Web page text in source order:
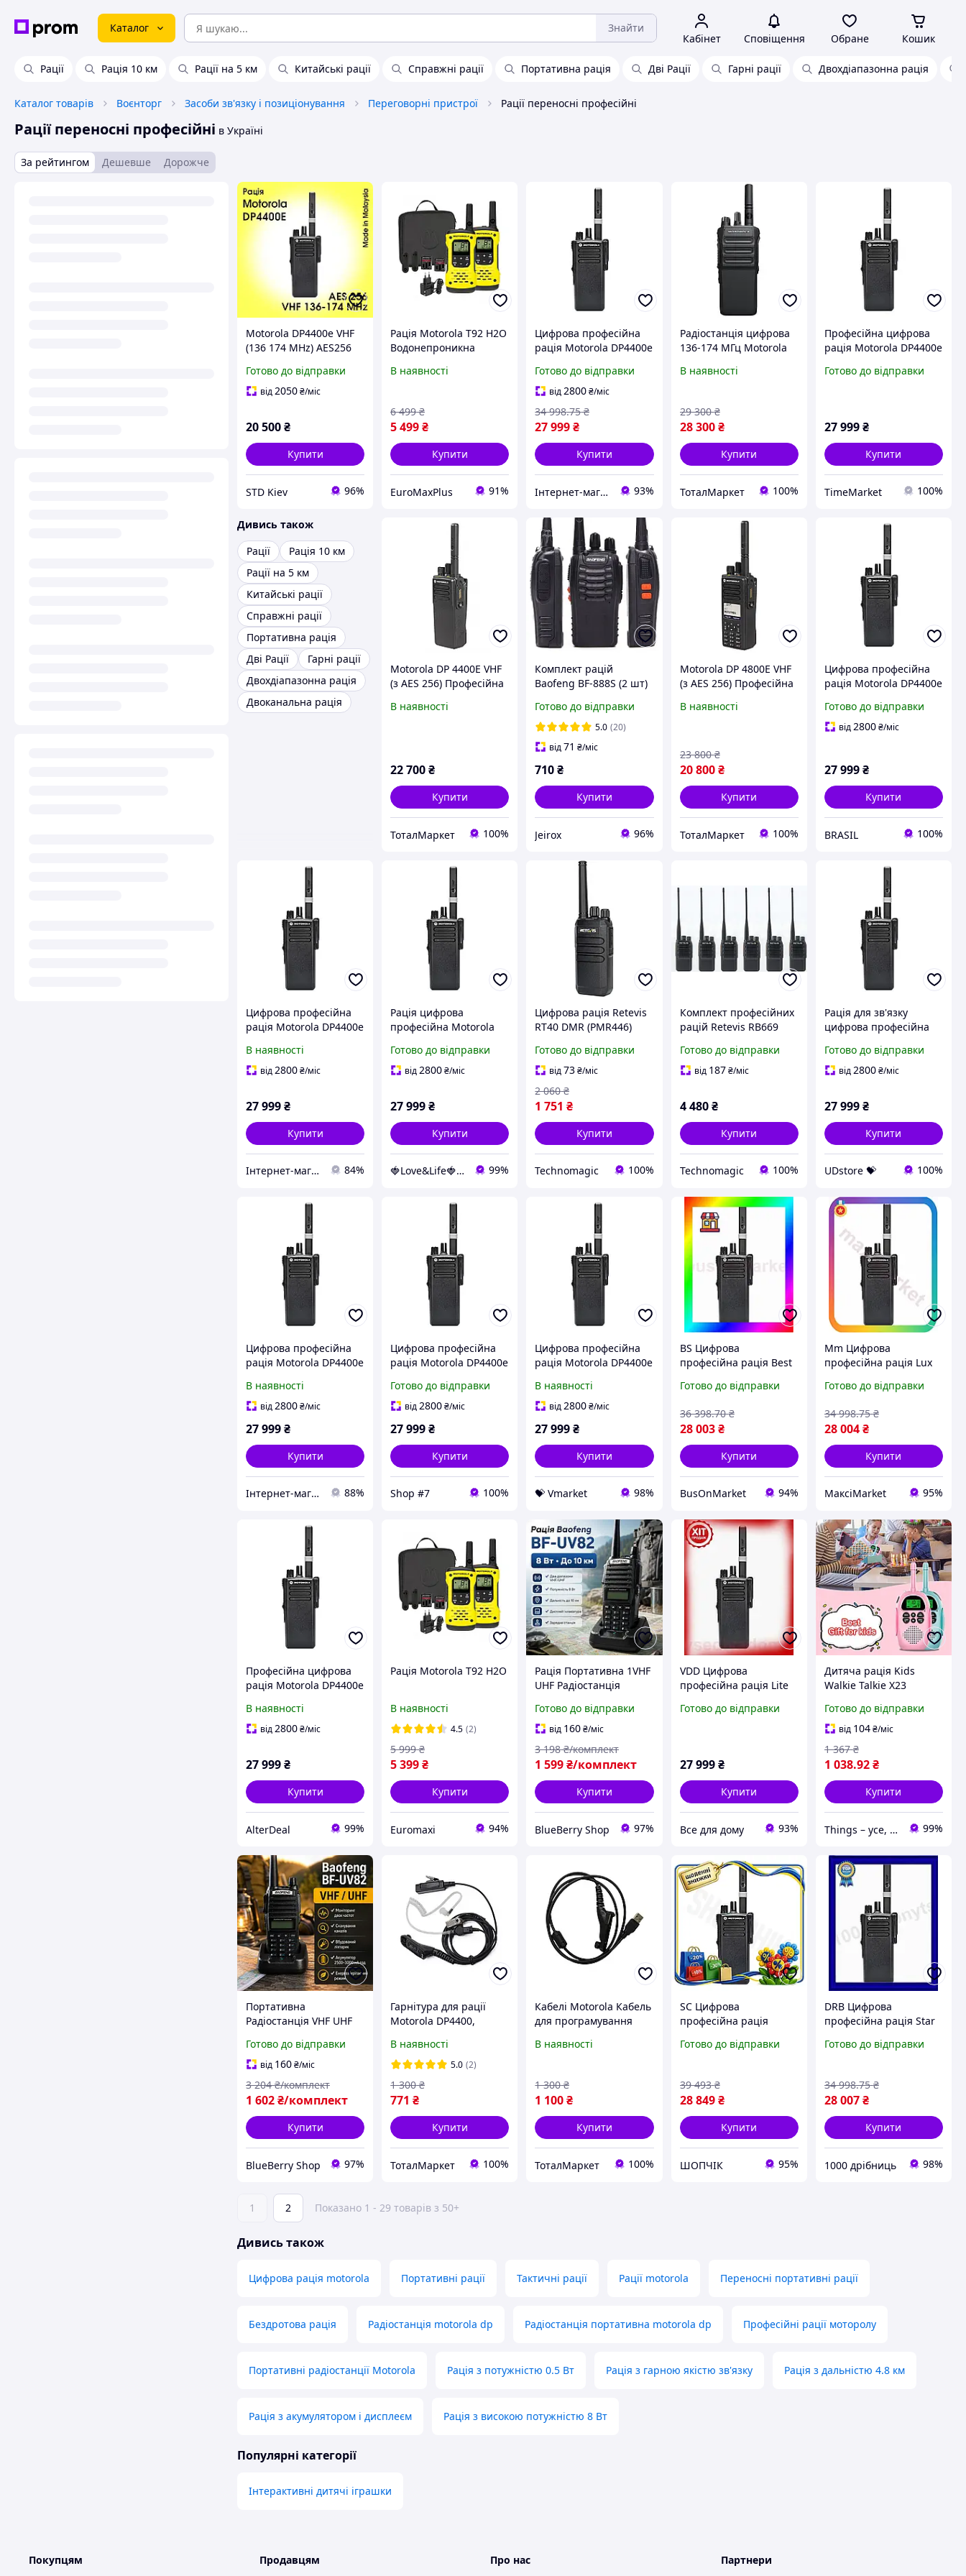
Каталог Знайти
Кабінет Сповіщення Обране Кошик
Рації Рація 10 км Рації на 5 км Китайські рації Справжні рації Портативна рація Дві Рації Гарні рації Двохдіапазонна рація
Каталог товарів Воєнторг Засоби зв'язку і позиціонування Переговорні пристрої Рації переносні професійні
Рації переносні професійні в Україні
За рейтингом Дешевше Дорожче
Motorola DP4400e VHF
(136 174 MHz) AES256
рація Bluetooth Wi-Fi
GPS
Готово до відправки
від2050₴/міс
20 500₴
Купити
STD Kiev 96%
Рація Motorola T92 H2O
Водонепроникна
В наявності
5 499₴
6 499 ₴
Купити
EuroMaxPlus 91%
Цифрова професійна
рація Motorola DP4400е
Готово до відправки
від2800₴/міс
27 999₴
34 998.75 ₴
Купити
Інтернет-магазин Look 100 Clothes 93%
Радіостанція цифрова
136-174 МГц Motorola
AES 256)
В наявності
28 300 ₴
29 300 ₴
Купити
ТоталМаркет 100%
Професійна цифрова
рація Motorola DP4400е
захищеного зв'язку з
Готово до відправки
27 999₴
Купити
TimeMarket 100%
Дивись також
Рації
Рація 10 км
Рації на 5 км
Китайські рації
Справжні рації
Портативна рація
Дві Рації
Гарні рації
Двохдіапазонна рація
Двоканальна рація
Motorola DP 4400E VHF
(з AES 256) Професійна
радіостанція
В наявності
22 700₴
Купити
ТоталМаркет 100%
Комплект рацій
Baofeng BF-888S (2 шт)
радіостанції / Відстань
10 км / Професійні 16
каналів
Готово до відправки
5.0 (20)
від71 ₴/міс
710₴
Купити
Jeirox 96%
Motorola DP 4800E VHF
(з AES 256) Професійна
радіостанція
В наявності
20 800 ₴
23 800 ₴
Купити
ТоталМаркет 100%
Цифрова професійна
рація Motorola DP4400е
:BRASIL:
Готово до відправки
від2800₴/міс
27 999₴
Купити
BRASIL 100%
Цифрова професійна
рація Motorola DP4400е
В наявності
від 2800₴/міс
27 999₴
Купити
Інтернет-магазин MEGA TOOLS 84%
Рація цифрова
професійна Motorola
шифруванням AES VHF
Love&Life -online-
Готово до відправки
від2800₴/міс
27 999₴
Купити
🍓Love&Life🍓: Світ Здоров'я 💋 99%
Цифрова рація Retevis
RT40 DMR (PMR446)
48 каналів
Професійний зв'язок
Готово до відправки
від73₴/міс
1 751 ₴
2 060 ₴
Купити
Technomagic 100%
Комплект професійних
рацій Retevis RB669
Дводіапазонні
PMR/Freenet + 6
Готово до відправки
від 187 ₴/міс
4 480 ₴
Купити
Technomagic 100%
Рація для зв'язку
цифрова професійна
AES UDstore -store-with-
good-prices-
Готово до відправки
від 2800₴/міс
27 999₴
Купити
UDstore 💝 100%
Цифрова професійна
рація Motorola DP4400е
В наявності
від2800₴/міс
27 999₴
Купити
Інтернет-магазин Min Price 88%
Цифрова професійна
рація Motorola DP4400е
.Shop#7.
Готово до відправки
від2800₴/міс
27 999₴
Купити
Shop #7 100%
Цифрова професійна
рація Motorola DP4400е
Vmarket
В наявності
від2800₴/міс
27 999₴
Купити
💝 Vmarket 98%
BS Цифрова
професійна рація Best
VHF пошита AES
Готово до відправки
28 003 ₴
36 398.70 ₴
Купити
BusOnMarket 94%
Mm Цифрова
професійна рація Lux
переносна
шумоподавленням для
зв'язку Maxi7\Q
Готово до відправки
28 004₴
34 998.75 ₴
Купити
МаксіMarket 95%
Професійна цифрова
рація Motorola DP4400е
AlterDeal -thrilling-
unlimited-choice-
В наявності
від2800₴/міс
27 999₴
Купити
AlterDeal 99%
Рація Motorola T92 H2O
В наявності
4.5 (2)
5 399₴
5 999 ₴
Купити
Euromaxi 94%
Рація Портативна 1VHF
UHF Радіостанція
військових 8 Вт До 10
км рація для туризму Із
Зарядною Станцією
Готово до відправки
від 160₴/міс
1 599₴/комплект
3 198 ₴/комплект
Купити
BlueBerry Shop 97%
VDD Цифрова
професійна рація Lite
переносна для зв'язку
Готово до відправки
27 999 ₴
Купити
Все для дому 93%
Дитяча рація Kids
Walkie Talkie X23
Готово до відправки
від 104₴/міс
1 038.92₴
1 367 ₴
Купити
Things – усе, що потрібно, під рукою 99%
Портативна
Радіостанція VHF UHF
радіусом дії 8 Вт
Двохдіапазонна рація
До 10 км З
Акумулятором з
Зарядною Станцією
Готово до відправки
від 160₴/міс
1 602₴/комплект
3 204 ₴/комплект
Купити
BlueBerry Shop 97%
Гарнітура для рації
Motorola DP4400,
В наявності
5.0 (2)
771 ₴
1 300 ₴
Купити
ТоталМаркет 100%
Кабелі Motorola Кабель
для програмування
В наявності
1 100₴
1 300 ₴
Купити
ТоталМаркет 100%
SC Цифрова
професійна рація
VHF для зв'язку у
CH2_99K
Готово до відправки
28 849 ₴
39 493 ₴
Купити
ШОПЧІК 95%
DRB Цифрова
професійна рація Star
переносна для зв'язку
DRB_Q7
Готово до відправки
28 007₴
34 998.75 ₴
Купити
1000 дрібниць 98%
1 2 Показано 1 - 29 товарів з 50+
Дивись також
Цифрова рація motorola Портативні рації Тактичні рації Рації motorola Переносні портативні рації
Бездротова рація Радіостанція motorola dp Радіостанція портативна motorola dp Професійні рації моторолу
Портативні радіостанції Motorola Рація з потужністю 0.5 Вт Рація з гарною якістю зв'язку Рація з дальністю 4.8 км
Рація з акумулятором і дисплеєм Рація з високою потужністю 8 Вт
Популярні категорії
Інтерактивні дитячі іграшки
Покупцям Продавцям Про нас Партнери